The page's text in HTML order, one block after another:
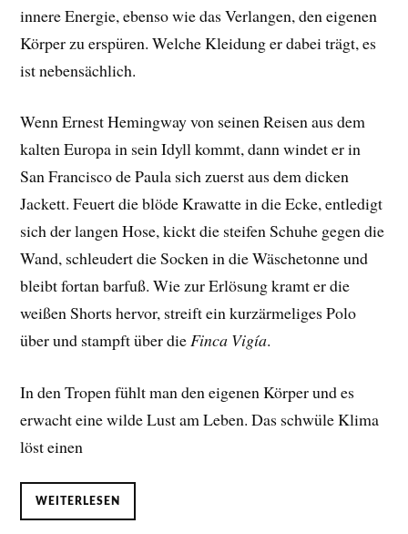
innere Energie, ebenso wie das Verlangen, den eigenen
Körper zu erspüren. Welche Kleidung er dabei trägt, es
ist nebensächlich.
Wenn Ernest Hemingway von seinen Reisen aus dem
kalten Europa in sein Idyll kommt, dann windet er in
San Francisco de Paula sich zuerst aus dem dicken
Jackett. Feuert die blöde Krawatte in die Ecke, entledigt
sich der langen Hose, kickt die steifen Schuhe gegen die
Wand, schleudert die Socken in die Wäschetonne und
bleibt fortan barfuß. Wie zur Erlösung kramt er die
weißen Shorts hervor, streift ein kurzärmeliges Polo
über und stampft über dieFinca Vigía.
In den Tropen fühlt man den eigenen Körper und es
erwacht eine wilde Lust am Leben. Das schwüle Klima
löst einen
WEITERLESEN